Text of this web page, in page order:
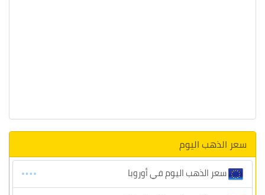
سعر الذهب اليوم
سعر الذهب اليوم في أوروبا